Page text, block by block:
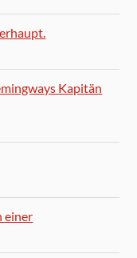
Kapitän
einer